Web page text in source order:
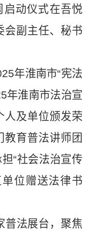
启动仪式在吾悦
会副主任、秘书
年淮南市“宪法
年淮南市法治宣
人及单位颁发荣
育普法讲师团
“社会法治宣传
位赠送法律书
普法展台，聚焦